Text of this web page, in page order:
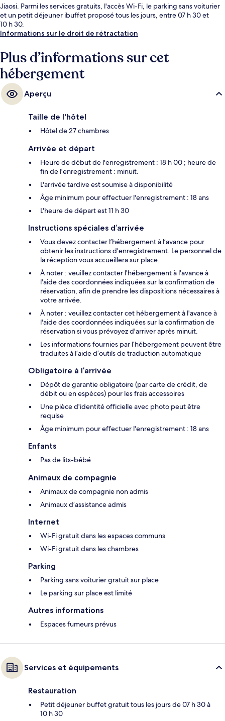
Jiaosi. Parmi les services gratuits, l'accès Wi-Fi, le parking sans voiturier
et un petit déjeuner ibuffet proposé tous les jours, entre 07 h 30 et
10 h 30.
Informations sur le droit de rétractation
Plus d’informations sur cet
hébergement
Aperçu
Taille de l'hôtel
Hôtel de 27 chambres
Arrivée et départ
Heure de début de l'enregistrement : 18 h 00 ; heure de
fin de l'enregistrement : minuit.
L'arrivée tardive est soumise à disponibilité
Âge minimum pour effectuer l'enregistrement : 18 ans
L'heure de départ est 11 h 30
Instructions spéciales d’arrivée
Vous devez contacter l’hébergement à l’avance pour
obtenir les instructions d’enregistrement. Le personnel de
la réception vous accueillera sur place.
À noter : veuillez contacter l'hébergement à l'avance à
l'aide des coordonnées indiquées sur la confirmation de
réservation, afin de prendre les dispositions nécessaires à
votre arrivée.
À noter : veuillez contacter cet hébergement à l'avance à
l'aide des coordonnées indiquées sur la confirmation de
réservation si vous prévoyez d'arriver après minuit.
Les informations fournies par l’hébergement peuvent être
traduites à l’aide d’outils de traduction automatique
Obligatoire à l’arrivée
Dépôt de garantie obligatoire (par carte de crédit, de
débit ou en espèces) pour les frais accessoires
Une pièce d'identité officielle avec photo peut être
requise
Âge minimum pour effectuer l'enregistrement : 18 ans
Enfants
Pas de lits-bébé
Animaux de compagnie
Animaux de compagnie non admis
Animaux d’assistance admis
Internet
Wi-Fi gratuit dans les espaces communs
Wi-Fi gratuit dans les chambres
Parking
Parking sans voiturier gratuit sur place
Le parking sur place est limité
Autres informations
Espaces fumeurs prévus
Services et équipements
Restauration
Petit déjeuner buffet gratuit tous les jours de 07 h 30 à
10 h 30